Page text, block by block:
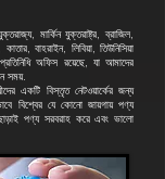
মার্কিন যুক্তরাষ্ট্র, ব্রাজিল,
বাহরাইন, লিবিয়া, তিউনিসিয়া
অফিস রয়েছে, যা আমাদের
সময়.
একটি বিস্তৃত নেটওয়ার্কের জন্য
বিশ্বের যে কোনো জায়গায় পণ্য
পণ্য সরবরাহ করে এবং ভালো